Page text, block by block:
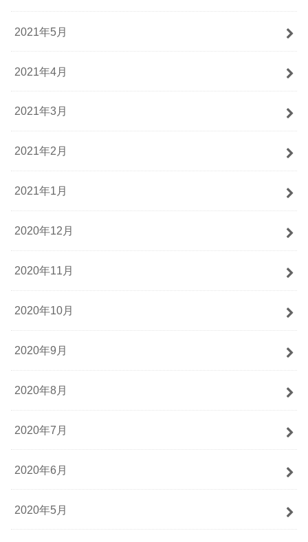
2021年5月
2021年4月
2021年3月
2021年2月
2021年1月
2020年12月
2020年11月
2020年10月
2020年9月
2020年8月
2020年7月
2020年6月
2020年5月